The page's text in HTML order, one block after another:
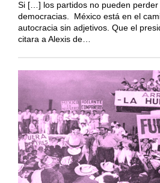
Si […] los partidos no pueden perder
democracias. México está en el
autocracia sin adjetivos. Que el
citara a Alexis de…